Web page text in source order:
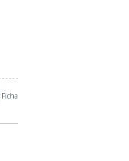
Ficha